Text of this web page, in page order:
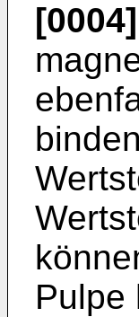
[0004]
Pulpe